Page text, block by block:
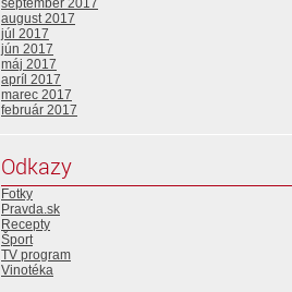
september 2017
august 2017
júl 2017
jún 2017
máj 2017
apríl 2017
marec 2017
február 2017
Odkazy
Fotky
Pravda.sk
Recepty
Šport
TV program
Vinotéka